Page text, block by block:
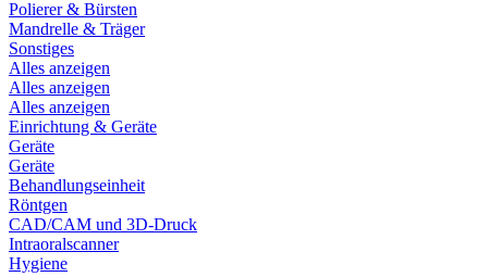
Polierer & Bürsten
Mandrelle & Träger
Sonstiges
Alles anzeigen
Alles anzeigen
Alles anzeigen
Einrichtung & Geräte
Geräte
Geräte
Behandlungseinheit
Röntgen
CAD/CAM und 3D-Druck
Intraoralscanner
Hygiene